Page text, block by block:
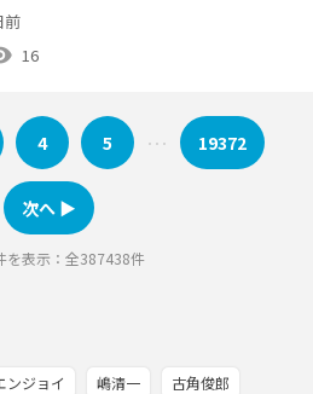
W杯でブラジルの10番を背負い世界一に輝
物のレジェンドであり、横浜フリューゲルス
のプレーを見せてくれた名MFですね。 先日
前
16
4 5 ･･･ 19372
次へ ▶︎
を表示：全387438件
ンジョイ 嶋清一 古角俊郎